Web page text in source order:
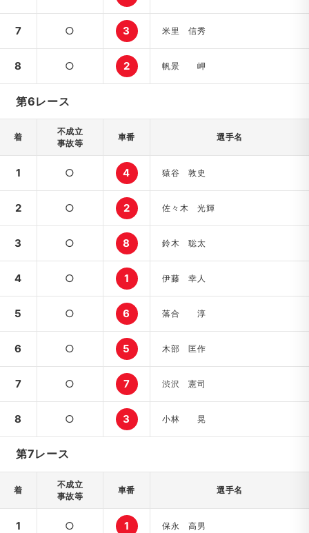
7 ○ 3 米里 信秀
8 ○ 2 帆景 岬
第6レース
着
不成立
事故等
車番 選手名
1 ○ 4 猿谷 敦史
2 ○ 2 佐々木 光輝
3 ○ 8 鈴木 聡太
4 ○ 1 伊藤 幸人
5 ○ 6 落合 淳
6 ○ 5 木部 匡作
7 ○ 7 渋沢 憲司
8 ○ 3 小林 晃
第7レース
着
不成立
事故等
車番 選手名
1 ○ 1 保永 高男